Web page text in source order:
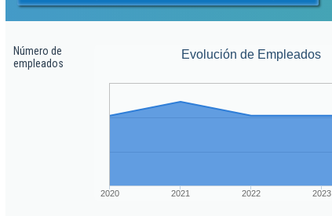
Número de
empleados
Evolución de Empleados
2020 2021 2022 2023